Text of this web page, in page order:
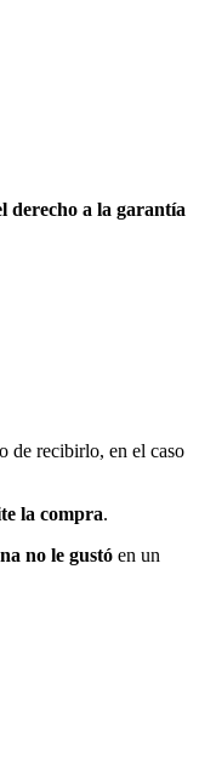
derecho a la garantía
de recibirlo, en el caso
la compra.
no le gustó en un